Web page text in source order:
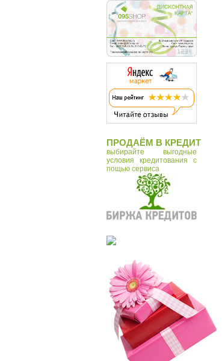
ПРОДАЁМ В КРЕДИТ
выбирайте выгодные
условия кредитования с
пощью сервиса